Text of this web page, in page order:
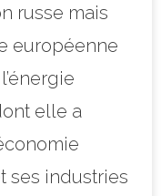
russe mais
européenne
elle a
ses industries